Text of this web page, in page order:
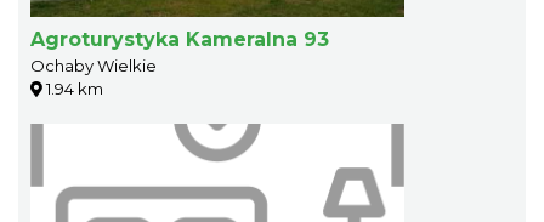
Agroturystyka Kameralna 93
Ochaby Wielkie
1.94 km